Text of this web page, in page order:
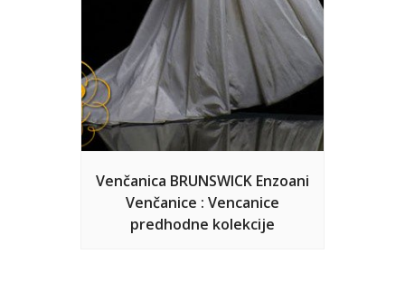
Venčanica BRUNSWICK Enzoani
Venčanice : Vencanice
predhodne kolekcije